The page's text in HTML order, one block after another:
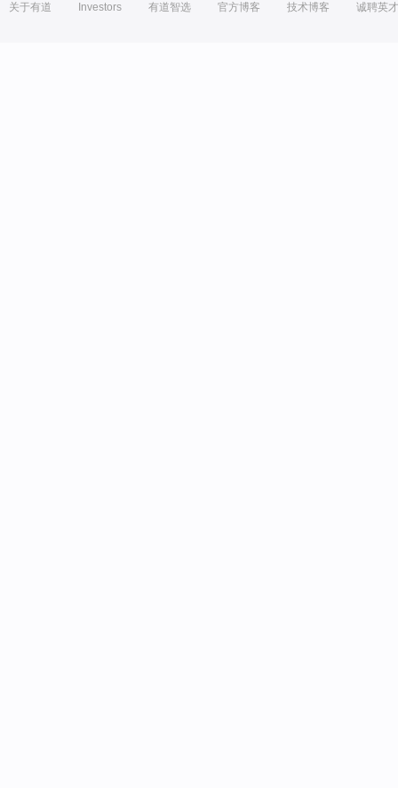
关于有道 Investors 有道智选 官方博客 技术博客 诚聘英才